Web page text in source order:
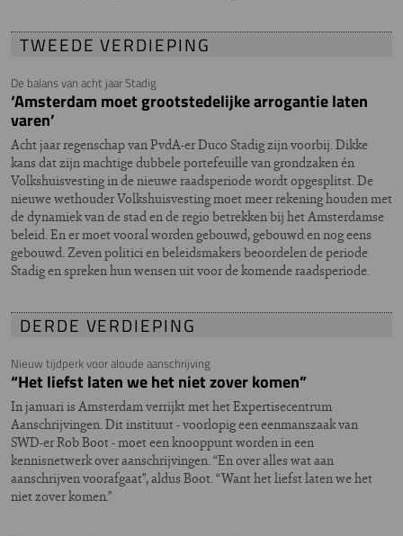
TWEEDE VERDIEPING
De balans van acht jaar Stadig
‘Amsterdam moet grootstedelijke arrogantie laten
varen’
Acht jaar regenschap van PvdA-er Duco Stadig zijn voorbij. Dikke
kans dat zijn machtige dubbele portefeuille van grondzaken én
Volkshuisvesting in de nieuwe raadsperiode wordt opgesplitst. De
nieuwe wethouder Volkshuisvesting moet meer rekening houden met
de dynamiek van de stad en de regio betrekken bij het Amsterdamse
beleid. En er moet vooral worden gebouwd, gebouwd en nog eens
gebouwd. Zeven politici en beleidsmakers beoordelen de periode
Stadig en spreken hun wensen uit voor de komende raadsperiode.
DERDE VERDIEPING
Nieuw tijdperk voor aloude aanschrijving
“Het liefst laten we het niet zover komen”
In januari is Amsterdam verrijkt met het Expertisecentrum
Aanschrijvingen. Dit instituut - voorlopig een eenmanszaak van
SWD-er Rob Boot - moet een knooppunt worden in een
kennisnetwerk over aanschrijvingen. “En over alles wat aan
aanschrijven voorafgaat’’, aldus Boot. “Want het liefst laten we het
niet zover komen.’’